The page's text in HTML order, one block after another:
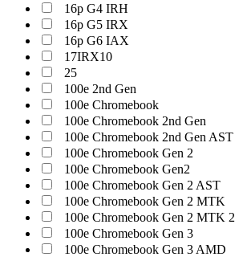
16p G4 IRH
16p G5 IRX
16p G6 IAX
17IRX10
25
100e 2nd Gen
100e Chromebook
100e Chromebook 2nd Gen
100e Chromebook 2nd Gen AST
100e Chromebook Gen 2
100e Chromebook Gen2
100e Chromebook Gen 2 AST
100e Chromebook Gen 2 MTK
100e Chromebook Gen 2 MTK 2
100e Chromebook Gen 3
100e Chromebook Gen 3 AMD